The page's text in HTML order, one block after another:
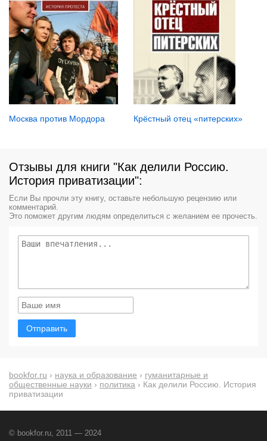
Москва против Мордора Крёстный отец «питерских»
Отзывы для книги "Как делили Россию.
История приватизации":
Если Вы прочли эту книгу, оставьте небольшую рецензию или
комментарий.
Это поможет другим людям определиться с желанием ее прочесть.
Отправить
bookfor.ru › наука и образование › гуманитарные и
общественные науки › политика › Как делили Россию. История
приватизации
© bookfor.ru, 2011 — 2024